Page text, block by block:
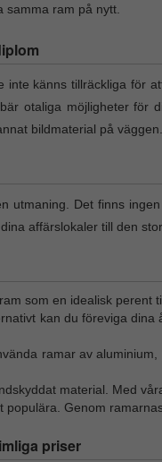
samma ram på nytt.
känns tillräckliga för
otaliga möjligheter för
bildmaterial på väggen.
utmaning. Det finns
affärslokaler till den
som en idealisk perent
kan du föreviga
ramar av
material. Med
Genom
priser